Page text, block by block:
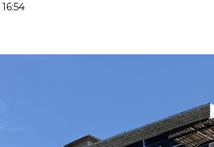
16:54